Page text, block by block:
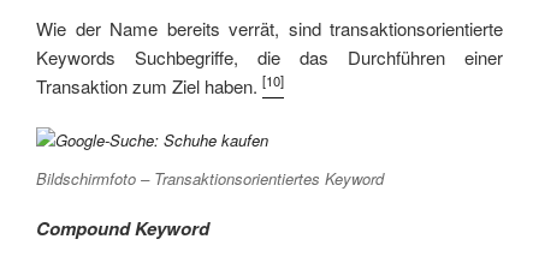
Wie der Name bereits verrät, sind transaktionsorientierte
Keywords Suchbegriffe, die das Durchführen einer
Transaktion zum Ziel haben. [10]
Bildschirmfoto – Transaktionsorientiertes Keyword
Compound Keyword